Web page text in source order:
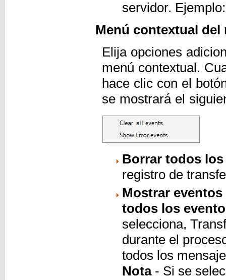
servidor.
Menú contextual
Elija opciones
menú contextual.
hace clic con el
se mostrará el
Borrar todos
registro de
Mostrar eventos
todos los
selecciona,
durante el
todos los
Nota- Si se